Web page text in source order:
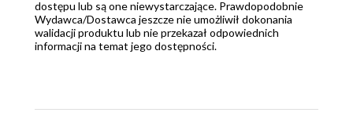
dostępu lub są one niewystarczające. Prawdopodobnie
Wydawca/Dostawca jeszcze nie umożliwił dokonania
walidacji produktu lub nie przekazał odpowiednich
informacji na temat jego dostępności.